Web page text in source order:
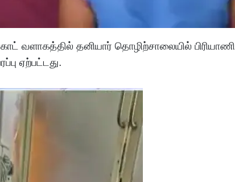
வளாகத்தில் தனியார் தொழிற்சாலையில் பிரியாணி
ஏற்பட்டது.